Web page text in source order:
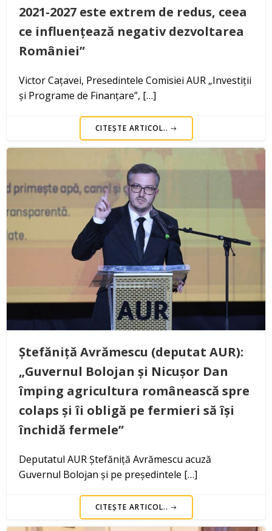
2021-2027 este extrem de redus, ceea
ce influențează negativ dezvoltarea
României”
Victor Cațavei, Presedintele Comisiei AUR „Investiții
și Programe de Finanțare”, […]
CITEȘTE ARTICOL..
Ștefăniță Avrămescu (deputat AUR):
„Guvernul Bolojan și Nicușor Dan
împing agricultura românească spre
colaps și îi obligă pe fermieri să își
închidă fermele”
Deputatul AUR Ștefăniță Avrămescu acuză
Guvernul Bolojan și pe președintele […]
CITEȘTE ARTICOL..